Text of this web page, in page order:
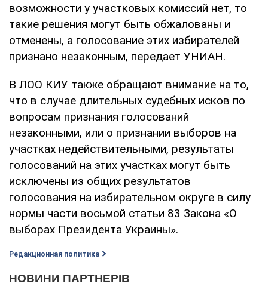
возможности у участковых комиссий нет, то
такие решения могут быть обжалованы и
отменены, а голосование этих избирателей
признано незаконным, передает УНИАН.
В ЛОО КИУ также обращают внимание на то,
что в случае длительных судебных исков по
вопросам признания голосований
незаконными, или о признании выборов на
участках недействительными, результаты
голосований на этих участках могут быть
исключены из общих результатов
голосования на избирательном округе в силу
нормы части восьмой статьи 83 Закона «О
выборах Президента Украины».
Редакционная политика